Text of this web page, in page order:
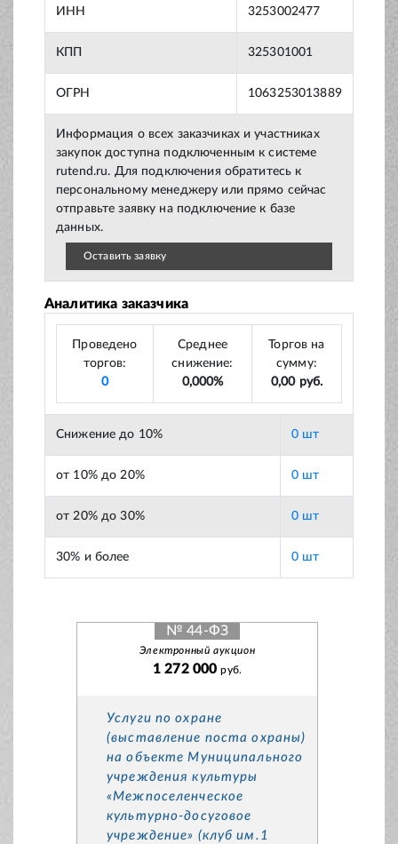
ИНН 3253002477
КПП 325301001
ОГРН 1063253013889
Информация о всех заказчиках и участниках
закупок доступна подключенным к системе
rutend.ru. Для подключения обратитесь к
персональному менеджеру или прямо сейчас
отправьте заявку на подключение к базе
данных.
Оставить заявку
Аналитика заказчика
Проведено
торгов:
0
Среднее
снижение:
0,000%
Торгов на
сумму:
0,00 руб.
Снижение до 10% 0 шт
от 10% до 20% 0 шт
от 20% до 30% 0 шт
30% и более 0 шт
№ 44-ФЗ
Электронный аукцион
1 272 000руб.
Услуги по охране
(выставление поста охраны)
на объекте Муниципального
учреждения культуры
«Межпоселенческое
культурно-досуговое
учреждение» (клуб им.1